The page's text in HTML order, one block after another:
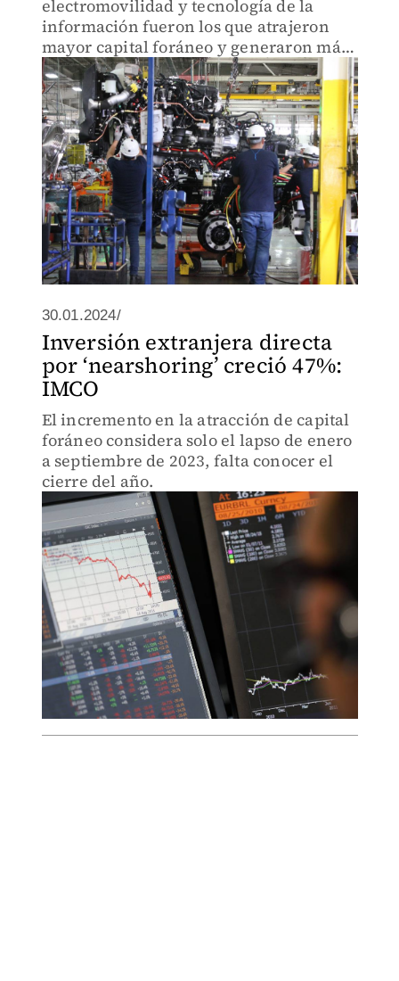
electromovilidad y tecnología de la
información fueron los que atrajeron
mayor capital foráneo y generaron más
de seis mil nuevos empleos
30.01.2024/
Inversión extranjera directa
por ‘nearshoring’ creció 47%:
IMCO
El incremento en la atracción de capital
foráneo considera solo el lapso de enero
a septiembre de 2023, falta conocer el
cierre del año.